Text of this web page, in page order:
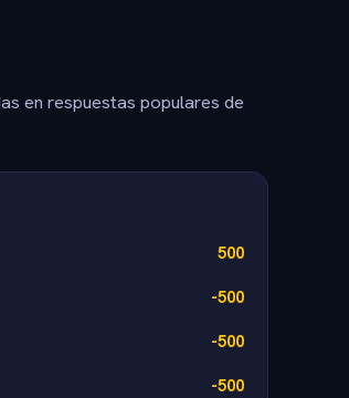
en respuestas populares de
500
-500
-500
-500